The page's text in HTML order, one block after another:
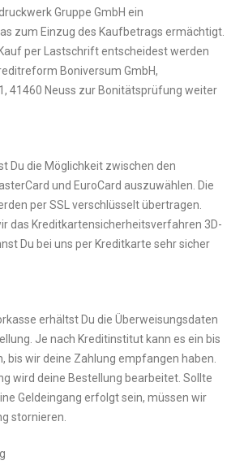
Gruppe GmbH ein
zum Einzug des Kaufbetrags ermächtigt.
per Lastschrift entscheidest werden
Boniversum GmbH,
41460 Neuss zur Bonitätsprüfung weiter
Du die Möglichkeit zwischen den
und EuroCard auszuwählen. Die
per SSL verschlüsselt übertragen.
das Kreditkartensicherheitsverfahren 3D-
Du bei uns per Kreditkarte sehr sicher
erhältst Du die Überweisungsdaten
Je nach Kreditinstitut kann es ein bis
bis wir deine Zahlung empfangen haben.
wird deine Bestellung bearbeitet. Sollte
Geldeingang erfolgt sein, müssen wir
stornieren.